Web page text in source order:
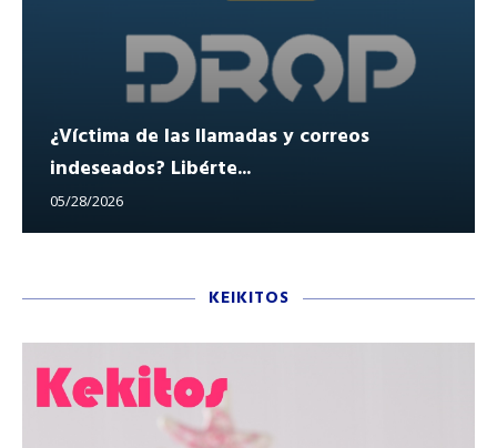
¿Víctima de las llamadas y correos
indeseados? Libérte...
05/28/2026
KEIKITOS